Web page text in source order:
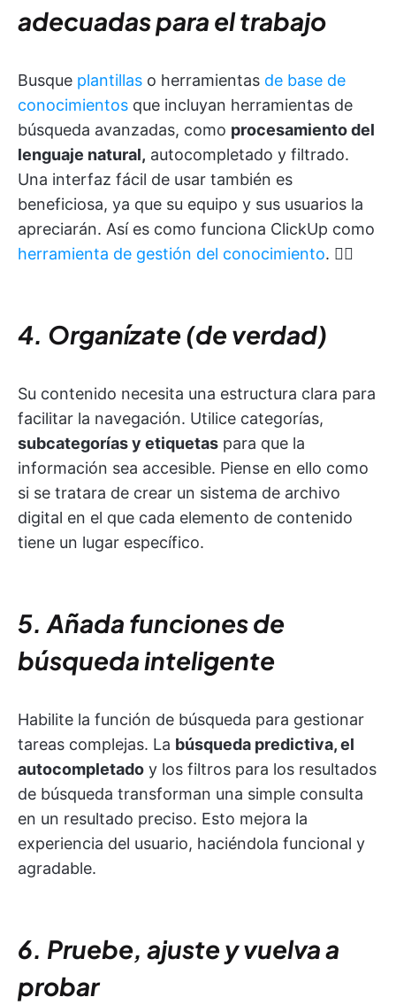
adecuadas para el trabajo
Busque plantillas o herramientas de base de
conocimientos que incluyan herramientas de
búsqueda avanzadas, como procesamiento del
lenguaje natural, autocompletado y filtrado.
Una interfaz fácil de usar también es
beneficiosa, ya que su equipo y sus usuarios la
apreciarán. Así es como funciona ClickUp como
herramienta de gestión del conocimiento. 👇🏼
4. Organízate (de verdad)
Su contenido necesita una estructura clara para
facilitar la navegación. Utilice categorías,
subcategorías y etiquetas para que la
información sea accesible. Piense en ello como
si se tratara de crear un sistema de archivo
digital en el que cada elemento de contenido
tiene un lugar específico.
5. Añada funciones de
búsqueda inteligente
Habilite la función de búsqueda para gestionar
tareas complejas. La búsqueda predictiva, el
autocompletado y los filtros para los resultados
de búsqueda transforman una simple consulta
en un resultado preciso. Esto mejora la
experiencia del usuario, haciéndola funcional y
agradable.
6. Pruebe, ajuste y vuelva a
probar